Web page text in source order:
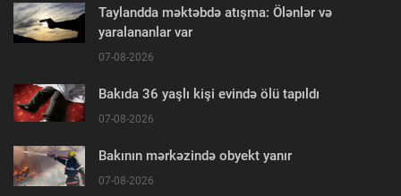
Taylandda məktəbdə atışma: Ölənlər və
yaralananlar var
07-08-2026
Bakıda 36 yaşlı kişi evində ölü tapıldı
07-08-2026
Bakının mərkəzində obyekt yanır
07-08-2026